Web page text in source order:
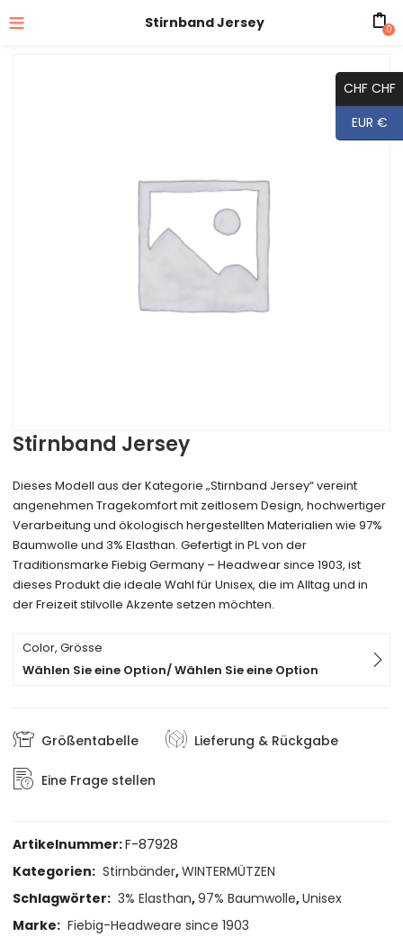
Stirnband Jersey 0
Stirnband Jersey
Dieses Modell aus der Kategorie „Stirnband Jersey“ vereint
angenehmen Tragekomfort mit zeitlosem Design, hochwertiger
Verarbeitung und ökologisch hergestellten Materialien wie 97%
Baumwolle und 3% Elasthan. Gefertigt in PL von der
Traditionsmarke Fiebig Germany – Headwear since 1903, ist
dieses Produkt die ideale Wahl für Unisex, die im Alltag und in
der Freizeit stilvolle Akzente setzen möchten.
Color, Grösse
Wählen Sie eine Option/ Wählen Sie eine Option
Größentabelle Lieferung & Rückgabe
Eine Frage stellen
Artikelnummer:F-87928
Kategorien: Stirnbänder,WINTERMÜTZEN
Schlagwörter: 3% Elasthan,97% Baumwolle,Unisex
Marke: Fiebig-Headweare since 1903
CHF CHF
EUR €